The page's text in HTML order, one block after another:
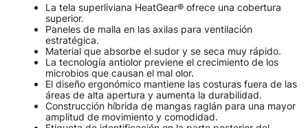
La tela superliviana HeatGear® ofrece una cobertura
superior.
Paneles de malla en las axilas para ventilación
estratégica.
Material que absorbe el sudor y se seca muy rápido.
La tecnología antiolor previene el crecimiento de los
microbios que causan el mal olor.
El diseño ergonómico mantiene las costuras fuera de las
áreas de alta apertura y aumenta la durabilidad.
Construcción híbrida de mangas raglán para una mayor
amplitud de movimiento y comodidad.